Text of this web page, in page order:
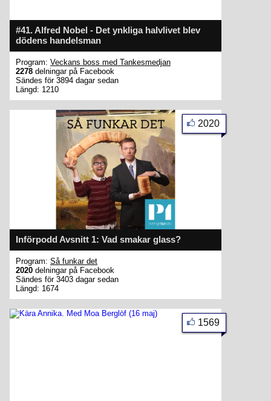
#41. Alfred Nobel - Det ynkliga halvlivet blev
dödens handelsman
Program: Veckans boss med Tankesmedjan
2278 delningar på Facebook
Sändes för 3894 dagar sedan
Längd: 1210
Införpodd Avsnitt 1: Vad smakar glass?
2020
Program: Så funkar det
2020 delningar på Facebook
Sändes för 3403 dagar sedan
Längd: 1674
1569